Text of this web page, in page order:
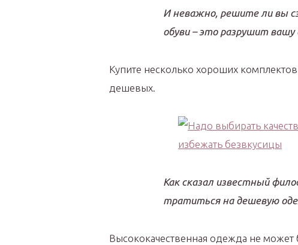
И неважно, решите ли вы
обуви – это разрушит
Купите несколько хороших
дешевых.
Как сказал известный
тратиться на дешевую
Высококачественная одежда не